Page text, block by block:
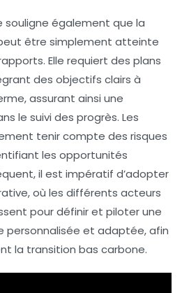
souligne également que la
être simplement atteinte
Elle requiert des plans
des objectifs clairs à
assurant ainsi une
le suivi des progrès. Les
tenir compte des risques
les opportunités
il est impératif d’adopter
où les différents acteurs
pour définir et piloter une
personnalisée et adaptée, afin
la transition bas carbone.